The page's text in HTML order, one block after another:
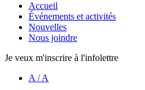
Accueil
Événements et activités
Nouvelles
Nous joindre
Je veux m'inscrire à l'infolettre
A /A